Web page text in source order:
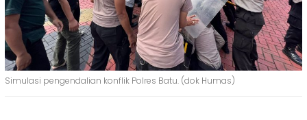
Simulasi pengendalian konflik Polres Batu. (dok Humas)